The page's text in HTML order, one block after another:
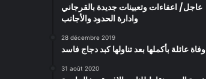
عاجل/ اعفاءات وتعيينات جديدة بالقرجاني
وادارة الحدود والأجانب
28 décembre 2019
وفاة عائلة بأكملها بعد تناولها كبد دجاج فاسد
31 août 2020